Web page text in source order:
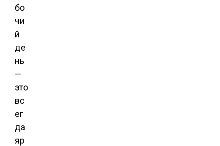
бо
чи
й
де
нь
—
это
вс
ег
да
яр